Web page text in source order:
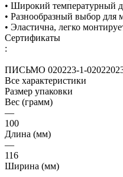
• Широкий температурный
• Разнообразный выбор для
• Эластична, легко
Сертификаты
:
ПИСЬМО 020223-1-
Все характеристики
Размер упаковки
Вес (грамм)
—
100
Длина (мм)
—
116
Ширина (мм)